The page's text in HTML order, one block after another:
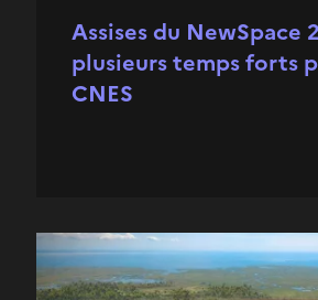
Assises du NewSpace
plusieurs temps forts
CNES